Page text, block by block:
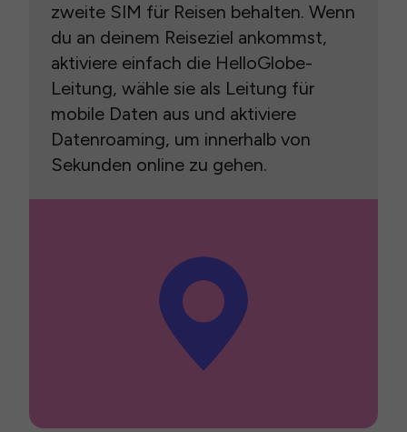
zweite SIM für Reisen behalten. Wenn
du an deinem Reiseziel ankommst,
aktiviere einfach die HelloGlobe-
Leitung, wähle sie als Leitung für
mobile Daten aus und aktiviere
Datenroaming, um innerhalb von
Sekunden online zu gehen.